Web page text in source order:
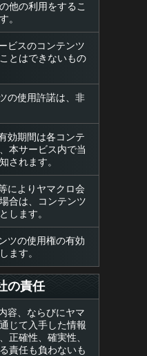
他の利用をするこ
。
ビスのコンテンツ
とはできないもの
の使用許諾は、非
効期間は各コンテ
本サービス内で当
されます。
によりヤマクロ会
合は、コンテンツ
します。
ツの使用権の有効
ます。
の責任
容、ならびにヤマ
じて入手した情報
正確性、確実性、
責任も負わないも